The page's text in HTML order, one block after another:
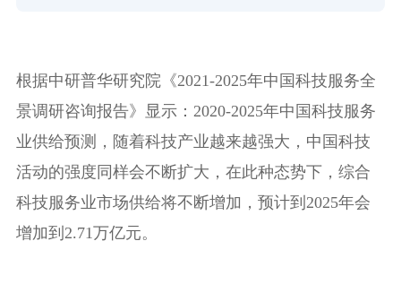
根据中研普华研究院《2021-2025年中国科技服务全
景调研咨询报告》显示：2020-2025年中国科技服务
业供给预测，随着科技产业越来越强大，中国科技
活动的强度同样会不断扩大，在此种态势下，综合
科技服务业市场供给将不断增加，预计到2025年会
增加到2.71万亿元。